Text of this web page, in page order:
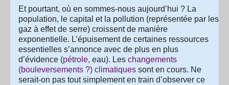
Et pourtant, où en sommes-nous aujourd’hui ? La
population, le capital et la pollution (représentée par les
gaz à effet de serre) croissent de manière
exponentielle. L’épuisement de certaines ressources
essentielles s’annonce avec de plus en plus
d’évidence (pétrole, eau). Les changements
(bouleversements ?) climatiques sont en cours. Ne
serait-on pas tout simplement en train d’observer ce